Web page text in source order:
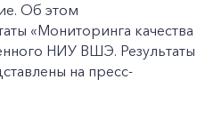
Об этом
«Мониторинга качества
НИУ ВШЭ. Результаты
на пресс-